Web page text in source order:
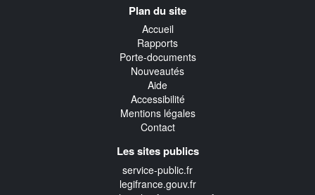
Plan du site
Accueil
Rapports
Porte-documents
Nouveautés
Aide
Accessibilité
Mentions légales
Contact
Les sites publics
service-public.fr
legifrance.gouv.fr